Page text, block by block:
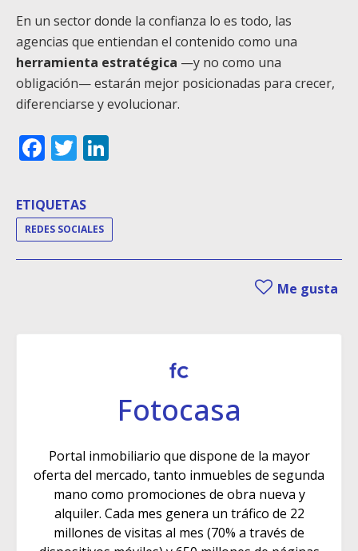
En un sector donde la confianza lo es todo, las
agencias que entiendan el contenido como una
herramienta estratégica —y no como una
obligación— estarán mejor posicionadas para crecer,
diferenciarse y evolucionar.
Facebook
Twitter
ETIQUETAS
REDES SOCIALES
Me gusta
Fotocasa
Portal inmobiliario que dispone de la mayor
oferta del mercado, tanto inmuebles de segunda
mano como promociones de obra nueva y
alquiler. Cada mes genera un tráfico de 22
millones de visitas al mes (70% a través de